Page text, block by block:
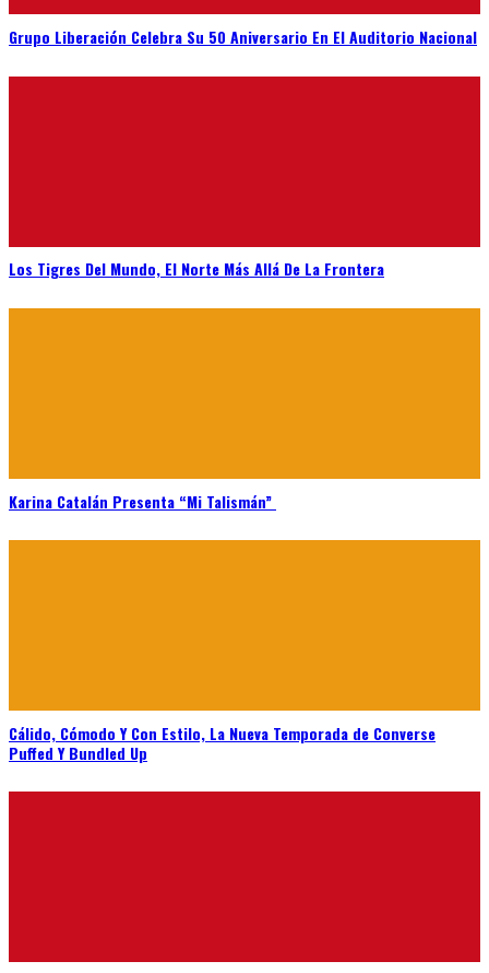
Grupo Liberación Celebra Su 50 Aniversario En El Auditorio Nacional
Los Tigres Del Mundo, El Norte Más Allá De La Frontera
Karina Catalán Presenta “Mi Talismán”
Cálido, Cómodo Y Con Estilo, La Nueva Temporada de Converse
Puffed Y Bundled Up